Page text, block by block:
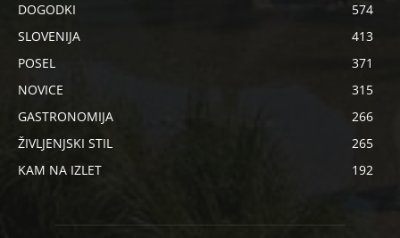
DOGODKI
574
SLOVENIJA
413
POSEL
371
NOVICE
315
GASTRONOMIJA
266
ŽIVLJENJSKI STIL
265
KAM NA IZLET
192